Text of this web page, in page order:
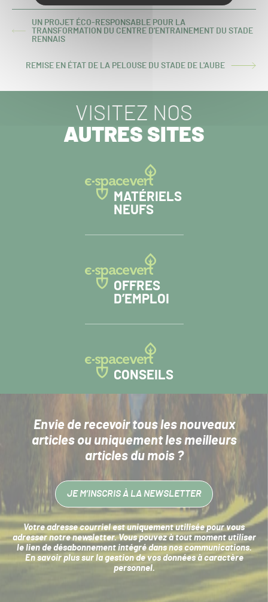
ARTICLE
PRÉCÉDENT :
UN PROJET ÉCO-RESPONSABLE POUR LA
TRANSFORMATION DU CENTRE D'ENTRAINEMENT DU STADE
RENNAIS
ARTICLE
REMISE EN ÉTAT DE LA PELOUSE DU STADE DE L'AUBE
VISITEZ NOS
AUTRES SITES
MATÉRIELS
NEUFS
OFFRES
D’EMPLOI
CONSEILS
Envie de recevoir tous les nouveaux
articlesou uniquement les meilleurs
articles du mois ?
JE M’INSCRIS À LA NEWSLETTER
Votre adresse courriel est uniquement utilisée pour vous
adresser notre newsletter. Vous pouvez à tout moment utiliser
le lien de désabonnement intégré dans nos communications.
En savoir plus sur la gestion de vos données à caractère
personnel.